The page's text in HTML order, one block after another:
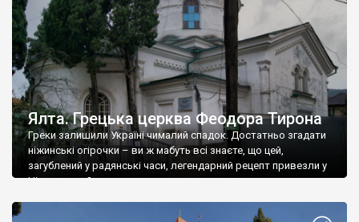
Ялта. Грецька церква Феодора Тирона
Греки залишили Україні чималий спадок. Достатньо згадати
ніжинські огірочки – ви ж мабуть всі знаєте, що цей,
загублений у радянські часи, легендарний рецепт привезли у
Ніжин греки?